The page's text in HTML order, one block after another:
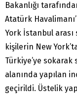
Bakanlığı
Atatürk
York İstanbul arası
kişilerin New
Türkiye’ye sokarak
alanında yapılan
geçirildi. Üstelik